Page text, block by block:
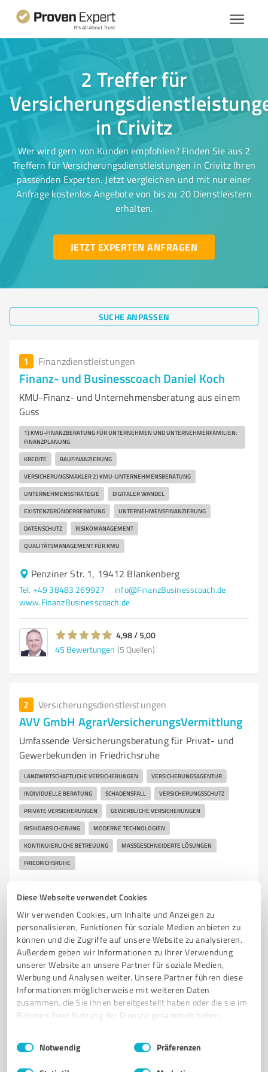
Diese Webseite verwendet Cookies
Wir verwenden Cookies, um Inhalte und Anzeigen zu
personalisieren, Funktionen für soziale Medien anbieten zu
können und die Zugriffe auf unsere Website zu analysieren.
Außerdem geben wir Informationen zu Ihrer Verwendung
unserer Website an unsere Partner für soziale Medien,
Werbung und Analysen weiter. Unsere Partner führen diese
Informationen möglicherweise mit weiteren Daten
zusammen, die Sie ihnen bereitgestellt haben oder die sie im
Rahmen Ihrer Nutzung der Dienste gesammelt haben.
Impressum Datenschutzbestimmungen
Einwilligungsauswahl
Notwendig Präferenzen
2 Treffer für
in Crivitz
Wer wird gern von Kunden empfohlen? Finden Sie aus 2
Treffern für Versicherungsdienstleistungen in Crivitz Ihren
passenden Experten. Jetzt vergleichen und mit nur einer
Anfrage kostenlos Angebote von bis zu 20 Dienstleistern
erhalten.
JETZT EXPERTEN ANFRAGEN
SUCHE ANPASSEN
1 Finanzdienstleistungen
Finanz- und Businesscoach Daniel Koch
KMU-Finanz- und Unternehmensberatung aus einem
Guss
1) KMU-FINANZBERATUNG FÜR UNTERNEHMEN UND UNTERNEHMERFAMILIEN:
FINANZPLANUNG
KREDITE BAUFINANZIERUNG
VERSICHERUNGSMAKLER 2) KMU-UNTERNEHMENSBERATUNG
UNTERNEHMENSSTRATEGIE DIGITALER WANDEL
EXISTENZGRÜNDERBERATUNG UNTERNEHMENSFINANZIERUNG
DATENSCHUTZ RISIKOMANAGEMENT
QUALITÄTSMANAGEMENT FÜR KMU
Penziner Str. 1, 19412 Blankenberg
Tel. +49 38483 269927
info@FinanzBusinesscoach.de
www.FinanzBusinesscoach.de
4,98 / 5,00
45 Bewertungen (5 Quellen)
2 Versicherungsdienstleistungen
AVV GmbH AgrarVersicherungsVermittlung
Umfassende Versicherungsberatung für Privat- und
Gewerbekunden in Friedrichsruhe
LANDWIRTSCHAFTLICHE VERSICHERUNGEN VERSICHERUNGSAGENTUR
INDIVIDUELLE BERATUNG SCHADENSFALL VERSICHERUNGSSCHUTZ
PRIVATE VERSICHERUNGEN GEWERBLICHE VERSICHERUNGEN
RISIKOABSICHERUNG MODERNE TECHNOLOGIEN
KONTINUIERLICHE BETREUUNG MASSGESCHNEIDERTE LÖSUNGEN
FRIEDRICHSRUHE
4,00 / 5,00
2Bewertungen (1 Quelle)